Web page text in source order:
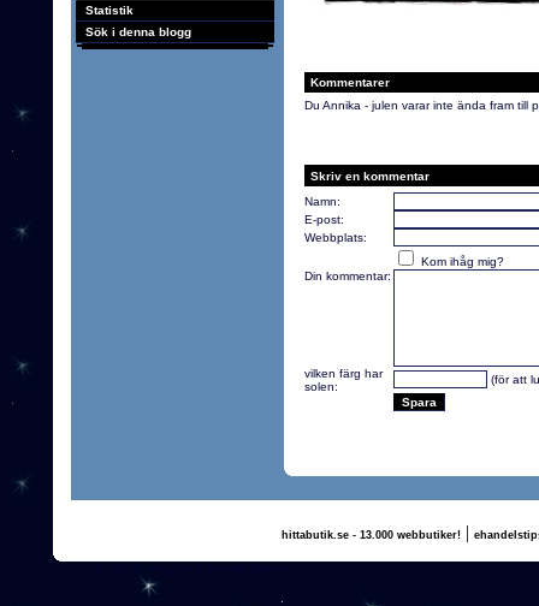
Statistik
Sök i denna blogg
Kommentarer
Du Annika - julen varar inte ända fram till
Skriv en kommentar
Namn:
E-post:
Webbplats:
Kom ihåg mig?
Din kommentar:
vilken färg har
solen:
(för att
hittabutik.se - 13.000 webbutiker!|